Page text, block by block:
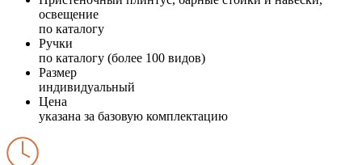
освещение
по каталогу
Ручки
по каталогу (более 100 видов)
Размер
индивидуальный
Цена
указана за базовую комплектацию